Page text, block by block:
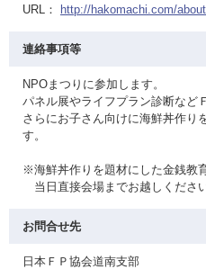
URL：
http://hakomachi.com/
連絡事項等
NPOまつりに参加します。
パネル展やライフプラン診断など
さらにお子さん向けに海鮮丼作り
す。
※海鮮丼作りを題材にした金銭教
当日直接会場までお越しください
お問合せ先
日本ＦＰ協会道南支部